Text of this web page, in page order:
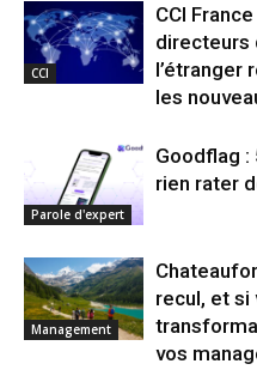
CCI
CCI
directeurs
l’étranger
les
Parole d'expert
Goodflag :
rien rater
Management
recul, et si
vos